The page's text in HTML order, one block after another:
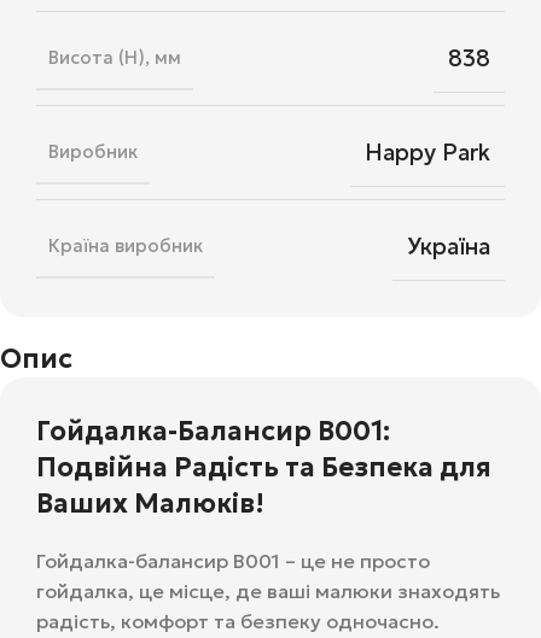
Висота (H), мм 838
Виробник Happy Park
Країна виробник Україна
Опис
Гойдалка-Балансир В001:
Подвійна Радість та Безпека для
Ваших Малюків!
Гойдалка-балансир В001 – це не просто
гойдалка, це місце, де ваші малюки знаходять
радість, комфорт та безпеку одночасно.